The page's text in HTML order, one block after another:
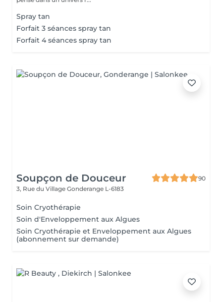
Spray tan
Forfait 3 séances spray tan
Forfait 4 séances spray tan
Soupçon de Douceur
90
3, Rue du Village Gonderange L-6183
Soin Cryothérapie
Soin d'Enveloppement aux Algues
Soin Cryothérapie et Enveloppement aux Algues
(abonnement sur demande)